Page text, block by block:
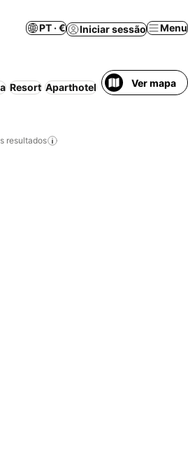
PT · € Iniciar sessão Menu
Resort Aparthotel Cancelamento
Ver mapa
resultados